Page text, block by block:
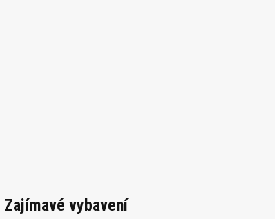
Zajímavé vybavení